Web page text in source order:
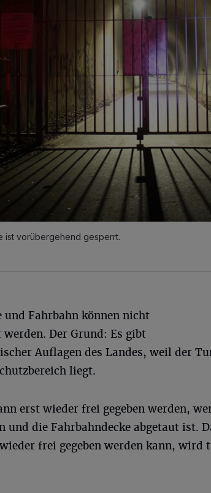
ist vorübergehend gesperrt.
und Fahrbahn können nicht
werden. Der Grund: Es gibt
Auflagen des Landes, weil der
liegt.
erst wieder frei gegeben werden,
und die Fahrbahndecke abgetaut ist.
frei gegeben werden kann,